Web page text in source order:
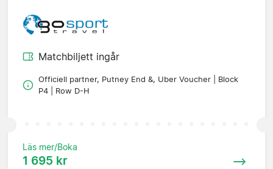
Matchbiljett ingår
Officiell partner, Putney End &, Uber Voucher | Block
P4 | Row D-H
Läs mer/Boka
1 695 kr